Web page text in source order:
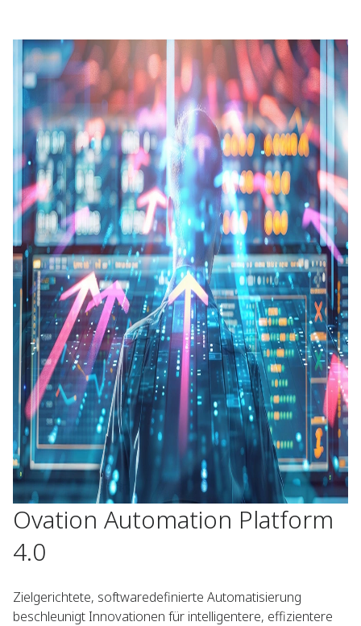
Ovation Automation Platform
4.0
Zielgerichtete, softwaredefinierte Automatisierung
beschleunigt Innovationen für intelligentere, effizientere